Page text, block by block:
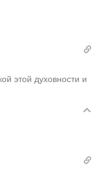
этой духовности и